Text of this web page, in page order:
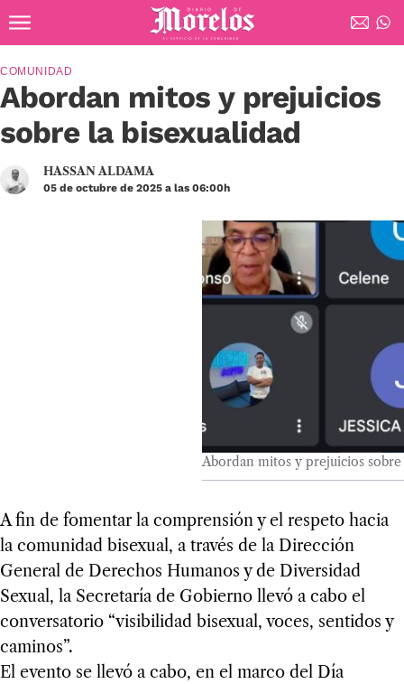
Diario de Morelos
Abordan mitos y prejuicios
sobre la bisexualidad
COMUNIDAD
HASSAN ALDAMA
05 de octubre de 2025 a las 06:00h
Abordan mitos y prejuicios sobre
A fin de fomentar la comprensión y el respeto hacia
la comunidad bisexual, a través de la Dirección
General de Derechos Humanos y de Diversidad
Sexual, la Secretaría de Gobierno llevó a cabo el
conversatorio “visibilidad bisexual, voces, sentidos y
caminos”.
El evento se llevó a cabo, en el marco del Día